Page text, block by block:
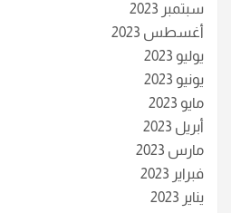
سبتمبر 2023
أغسطس 2023
يوليو 2023
يونيو 2023
مايو 2023
أبريل 2023
مارس 2023
فبراير 2023
يناير 2023